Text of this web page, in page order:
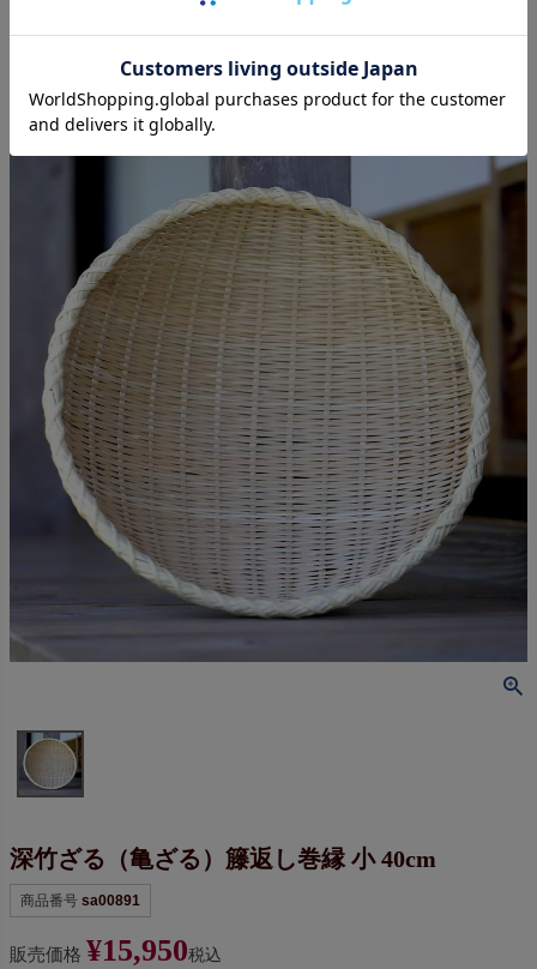
深竹ざる（亀ざる）籐返し巻縁 小 40cm
商品番号 sa00891
販売価格 ¥15,950税込